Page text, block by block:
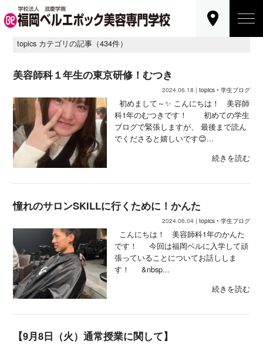
topics カテゴリの記事（434件）
美容師科１年生の東京研修！むつき
2024.06.18 | topics• 学生ブログ
初めまして～✨ こんにちは！ 美容師
科1年のむつきです！ 初めての学生
ブログで緊張しますが、 最後まで読ん
でくださると嬉しいです😊...
続きを読む
憧れのサロンSKILLに行くために！かんた
2024.06.04 | topics• 学生ブログ
こんにちは！ 美容師科1年のかんた
です！ 今回は福岡ベルに入学して頑
張っていることについてお話ししま
す！ &nbsp...
続きを読む
【9月8日（火）通常授業に関して】